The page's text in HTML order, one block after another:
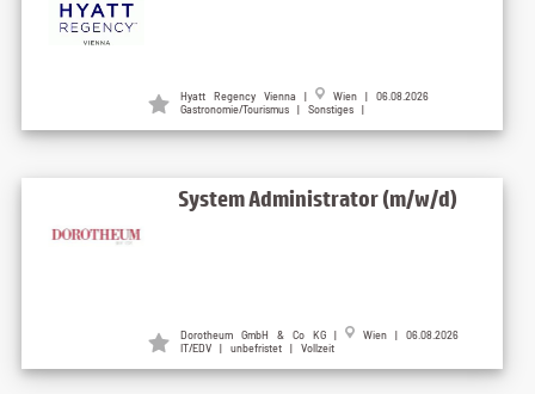
Hyatt Regency Vienna | Wien | 06.08.2026
Gastronomie/Tourismus | Sonstiges |
System Administrator (m/w/d)
Dorotheum GmbH & Co KG | Wien | 06.08.2026
IT/EDV | unbefristet | Vollzeit